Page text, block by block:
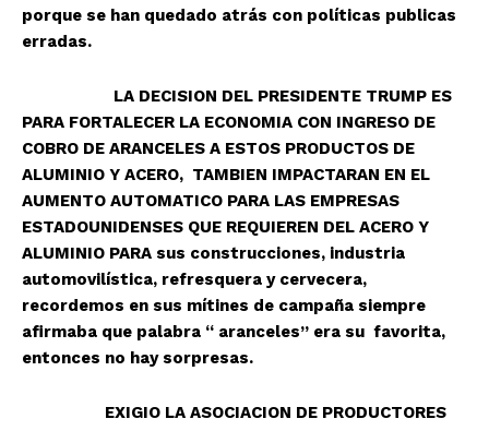
porque se han quedado atrás con políticas publicas
erradas.
LA DECISION DEL PRESIDENTE TRUMP ES
PARA FORTALECER LA ECONOMIA CON INGRESO DE
COBRO DE ARANCELES A ESTOS PRODUCTOS DE
ALUMINIO Y ACERO, TAMBIEN IMPACTARAN EN EL
AUMENTO AUTOMATICO PARA LAS EMPRESAS
ESTADOUNIDENSES QUE REQUIEREN DEL ACERO Y
ALUMINIO PARA sus construcciones, industria
automovilística, refresquera y cervecera,
recordemos en sus mítines de campaña siempre
afirmaba que palabra “ aranceles” era su favorita,
entonces no hay sorpresas.
EXIGIO LA ASOCIACION DE PRODUCTORES